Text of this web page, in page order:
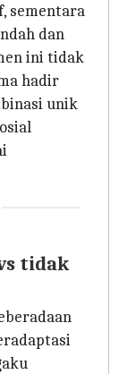
sementara
dan
ini tidak
hadir
unik
tidak